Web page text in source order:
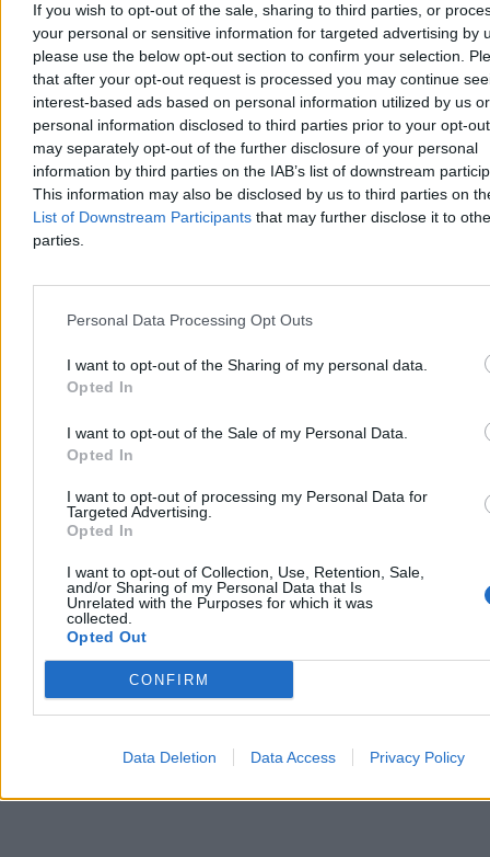
If you wish to opt-out of the sale, sharing to third parties, or
your personal or sensitive information for targeted advertising by
please use the below opt-out section to confirm your selection.
that after your opt-out request is processed you may continue
interest-based ads based on personal information utilized by us or
personal information disclosed to third parties prior to your opt-
may separately opt-out of the further disclosure of your personal
information by third parties on the IAB’s list of downstream
This information may also be disclosed by us to third parties on
List of Downstream Participants that may further disclose it to
parties.
Personal Data Processing Opt Outs
I want to opt-out of the Sharing of my personal data.
Opted In
I want to opt-out of the Sale of my Personal Data.
Opted In
I want to opt-out of processing my Personal Data for
Targeted Advertising.
Opted In
I want to opt-out of Collection, Use, Retention, Sale,
and/or Sharing of my Personal Data that Is
Unrelated with the Purposes for which it was
collected.
Opted Out
CONFIRM
Data Deletion Data Access Privacy Policy
Wasilewskiego (od spraw zagranicznych) i Stanisława Thugutta (od
spraw wewnętrznych). Problem w tym, że na tym sukcesy
puczystów się skończyły.
Pucz Januszajtisa, czyli perypetie gangu
Olsena
Dlaczego zamach stanu szybko zmienił się w karykaturę? Po
odizolowaniu cywilów – członków rządu zamknięto w garażu –
przyszła bowiem kolej na wojskowych. Już próba ujęcia szefa
Sztabu Generalnego, generała Stanisława Szeptyckiego, zakończyła
zamachowców do Belwederu po Piłsudskiego to już natomiast gang
Auto ze skrzynią wypełnioną granatami plus w środku dwóch
mundurowych, uzbrojonych w granaty i broń krótką – tak wyglądał
Polsce. Oddajmy głos porucznikowi Kazimierzowi
Stamirowskiemu, ówczesnemu adiutantowi przyszłego Marszałka:
Reklama
Reklama